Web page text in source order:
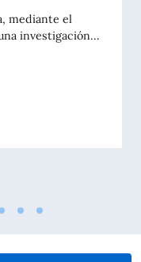
mediante el
investigación...
a la adquisición de